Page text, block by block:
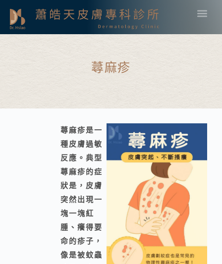
蕁麻疹
蕁麻疹是一
種皮膚過敏
反應。典型
蕁麻疹的症
狀是，皮膚
突然出現一
塊一塊紅
腫、癢得要
命的疹子，
像是被蚊蟲